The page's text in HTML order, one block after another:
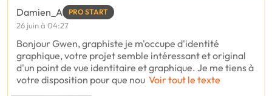
Damien_A PRO START
26 juin à 04:27
Bonjour Gwen, graphiste je m'occupe d'identité
graphique, votre projet semble intéressant et original
d'un point de vue identitaire et graphique. Je me tiens à
votre disposition pour que nou Voir tout le texte